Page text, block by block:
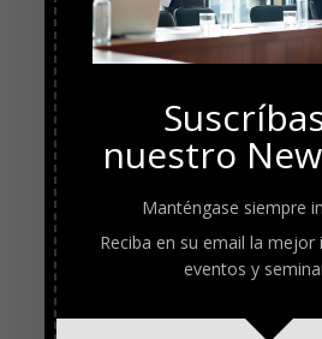
nuestro
Manténgase siempre
Reciba en su email la
eventos y